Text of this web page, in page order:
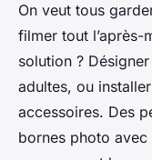
On veut tous
filmer tout l’après-
solution ?
adultes, ou
accessoires. Des
bornes photo